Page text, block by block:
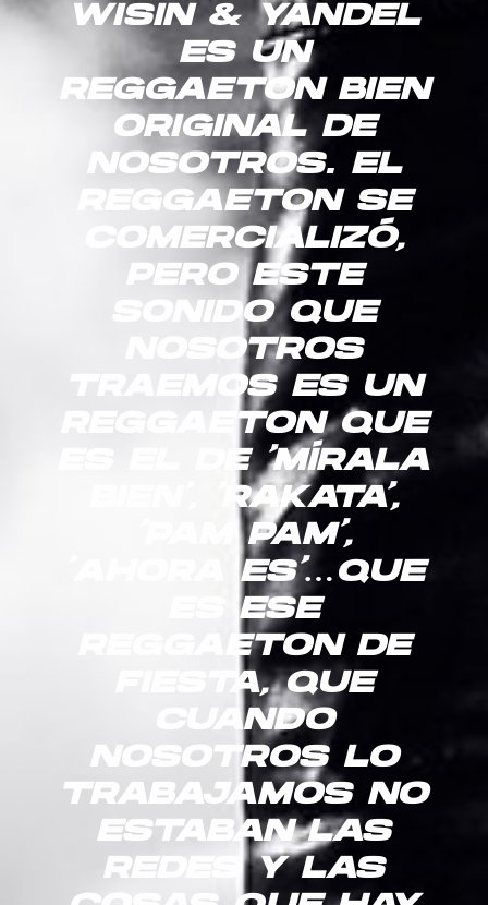
WISIN & YANDEL
ES UN
REGGAETON BIEN
ORIGINAL DE
NOSOTROS. EL
REGGAETON SE
COMERCIALIZÓ,
PERO ESTE
SONIDO QUE
NOSOTROS
TRAEMOS ES UN
REGGAETON QUE
ES EL DE ‘MÍRALA
BIEN’, ‘RAKATA’,
‘PAM PAM’,
‘AHORA ES’…QUE
ES ESE
REGGAETON DE
FIESTA, QUE
CUANDO
NOSOTROS LO
TRABAJAMOS NO
ESTABAN LAS
REDES Y LAS